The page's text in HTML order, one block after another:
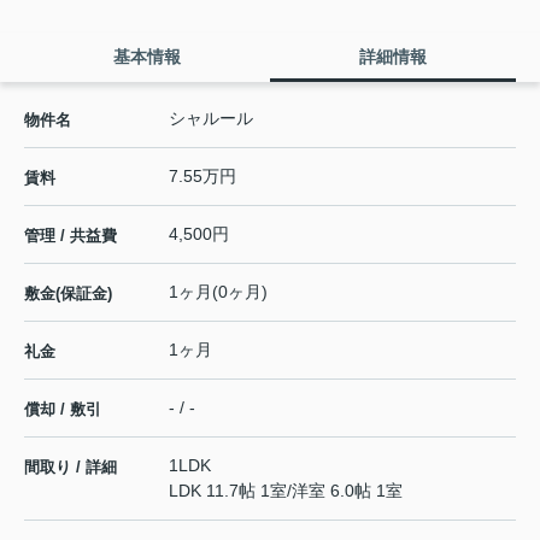
基本情報 詳細情報
物件名 シャルール
賃料 7.55万円
管理 / 共益費 4,500円
敷金(保証金) 1ヶ月(0ヶ月)
礼金 1ヶ月
償却 / 敷引 - / -
間取り / 詳細
1LDK
LDK 11.7帖 1室/洋室 6.0帖 1室